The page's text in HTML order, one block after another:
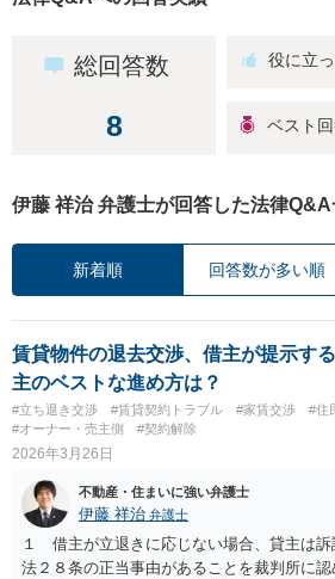
総回答数
8
伊藤 祥治 弁護士が回答した法律
新着順 回答数が多い順
賃貸物件の退去交渉、借主が提示す
主のベストな進め方は？
#立ち退き交渉 #賃貸契約トラブル #家賃交渉
#住
#オーナー・売主側
#契約解除
2026年3月26日
不動産・住まいに強い弁護士
伊藤 祥治 弁護士
１ 借主が立退きに応じない場合、貸主は訴
法２８条の正当事由があることを裁判所に